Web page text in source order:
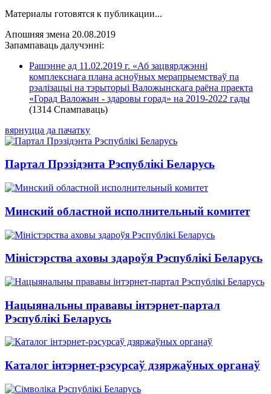
Материалы готовятся к публикации...
Апошняя змена 20.08.2019
Запампаваць далучэнні:
Рашэнне ад 11.02.2019 г. «Аб зацвярджэнні
комплекснага плана асноўных мерапрыемстваў па
рэалізацыі на тэрыторыі Валожынскага раёна праекта
«Горад Валожын - здаровы горад» на 2019-2022 гады
(1314 Спампаваць)
вярнуцца да пачатку
Партал Прэзідэнта Рэспублікі Беларусь
Минский областной исполнительный комитет
Міністэрства аховы здароўя Рэспублікі Беларусь
Нацыянальны прававы інтэрнет-партал
Рэспублікі Беларусь
Каталог інтэрнет-рэсурсаў дзяржаўных органаў